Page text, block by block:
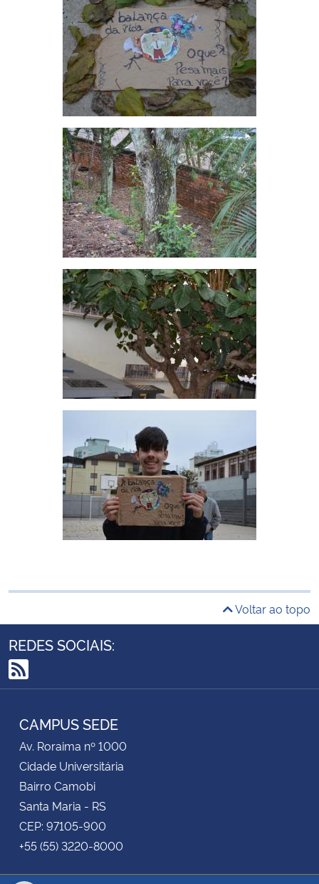
Voltar ao topo
REDES SOCIAIS:
RSS
CAMPUS SEDE
Av. Roraima nº 1000
Cidade Universitária
Bairro Camobi
Santa Maria - RS
CEP: 97105-900
+55 (55) 3220-8000